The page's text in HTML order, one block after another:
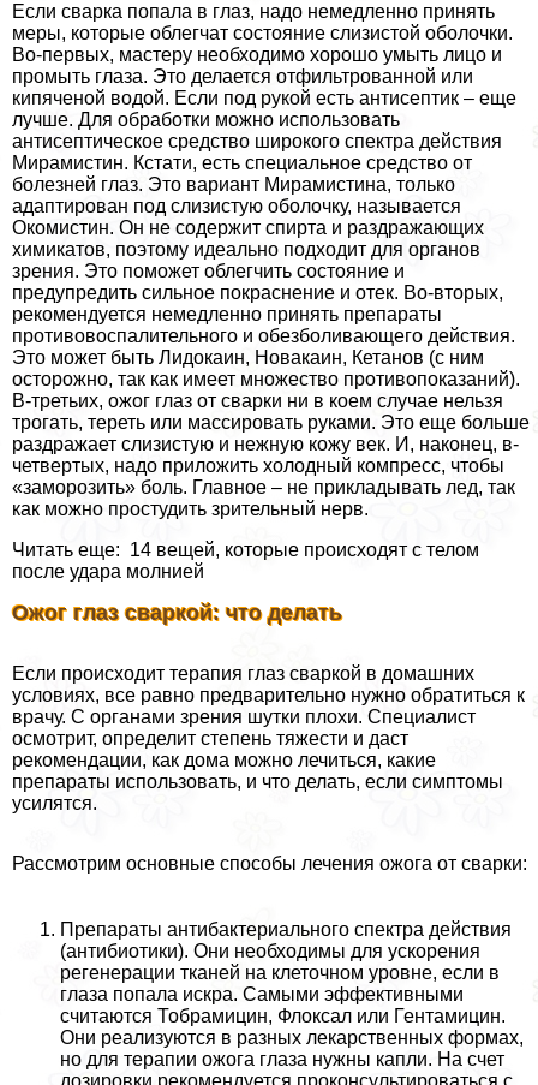
Если сварка попала в глаз, надо немедленно принять
меры, которые облегчат состояние слизистой оболочки.
Во-первых, мастеру необходимо хорошо умыть лицо и
промыть глаза. Это делается отфильтрованной или
кипяченой водой. Если под рукой есть антисептик – еще
лучше. Для обработки можно использовать
антисептическое средство широкого спектра действия
Мирамистин. Кстати, есть специальное средство от
болезней глаз. Это вариант Мирамистина, только
адаптирован под слизистую оболочку, называется
Окомистин. Он не содержит спирта и раздражающих
химикатов, поэтому идеально подходит для органов
зрения. Это поможет облегчить состояние и
предупредить сильное покраснение и отек. Во-вторых,
рекомендуется немедленно принять препараты
противовоспалительного и обезболивающего действия.
Это может быть Лидокаин, Новакаин, Кетанов (с ним
осторожно, так как имеет множество противопоказаний).
В-третьих, ожог глаз от сварки ни в коем случае нельзя
трогать, тереть или массировать руками. Это еще больше
раздражает слизистую и нежную кожу век. И, наконец, в-
четвертых, надо приложить холодный компресс, чтобы
«заморозить» боль. Главное – не прикладывать лед, так
как можно простудить зрительный нерв.
Читать еще: 14 вещей, которые происходят с телом
после удара молнией
Ожог глаз сваркой: что делать
Если происходит терапия глаз сваркой в домашних
условиях, все равно предварительно нужно обратиться к
врачу. С органами зрения шутки плохи. Специалист
осмотрит, определит степень тяжести и даст
рекомендации, как дома можно лечиться, какие
препараты использовать, и что делать, если симптомы
усилятся.
Рассмотрим основные способы лечения ожога от сварки:
Препараты антибактериального спектра действия
(антибиотики). Они необходимы для ускорения
регенерации тканей на клеточном уровне, если в
глаза попала искра. Самыми эффективными
считаются Тобрамицин, Флоксал или Гентамицин.
Они реализуются в разных лекарственных формах,
но для терапии ожога глаза нужны капли. На счет
дозировки рекомендуется проконсультироваться с